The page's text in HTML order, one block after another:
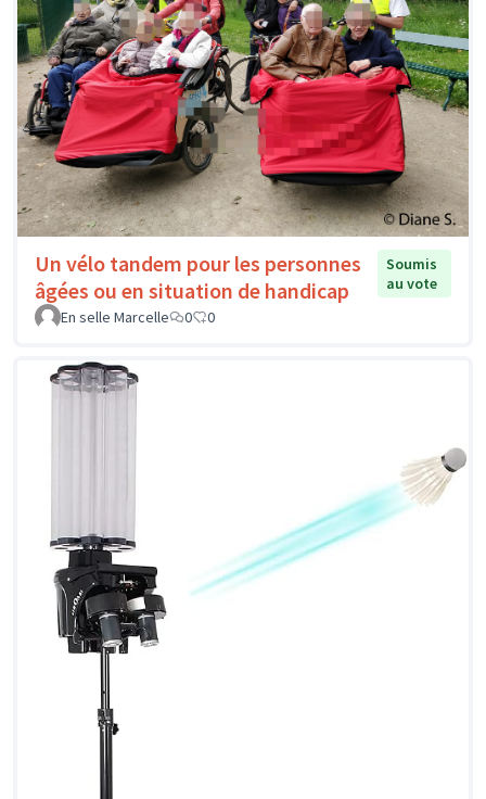
Un vélo tandem pour les personnes
âgées ou en situation de handicap
Soumis
au vote
En selle Marcelle
0 0